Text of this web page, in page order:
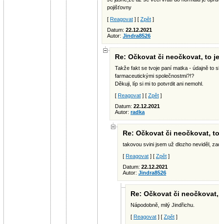
pojišťovny
[ Reagovat ] [ Zpět ]
Datum: 22.12.2021
Autor: Jindra8526
Re: Očkovat či neočkovat, to
Takže fakt se tvoje paní matka - údajně to
farmaceutickými společnostmi?!?
Děkuji, líp si mi to potvrdit ani nemohl.
[ Reagovat ] [ Zpět ]
Datum: 22.12.2021
Autor: radka
Re: Očkovat či neočkovat,
takovou svini jsem už dlozho neviděl,
[ Reagovat ] [ Zpět ]
Datum: 22.12.2021
Autor: Jindra8526
Re: Očkovat či
Nápodobně, milý Jindřichu.
[ Reagovat ] [ Zpět ]